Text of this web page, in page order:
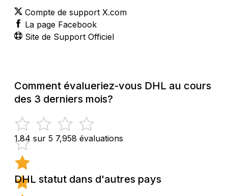
Compte de support X.com
La page Facebook
Site de Support Officiel
Comment évalueriez-vous DHL au cours
des 3 derniers mois?
1.84 sur 5 7,958 évaluations
DHL statut dans d'autres pays